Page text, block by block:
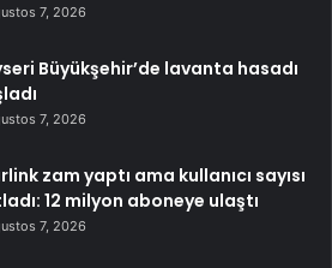
7, 2026
Büyükşehir’de lavanta hasadı
7, 2026
zam yaptı ama kullanıcı sayısı
12 milyon aboneye ulaştı
7, 2026